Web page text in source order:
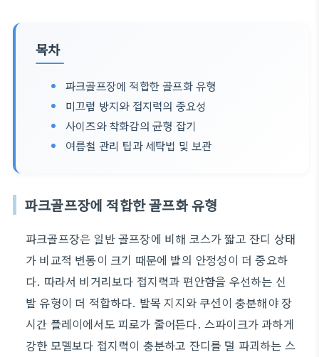
목차
파크골프장에 적합한 골프화 유형
미끄럼 방지와 접지력의 중요성
사이즈와 착화감의 균형 잡기
여름철 관리 팁과 세탁법 및 보관
파크골프장에 적합한 골프화 유형
파크골프장은 일반 골프장에 비해 코스가 짧고 잔디 상태
가 비교적 변동이 크기 때문에 발의 안정성이 더 중요하
다. 따라서 비거리보다 접지력과 편안함을 우선하는 신
발 유형이 더 적합하다. 발목 지지와 쿠션이 충분해야 장
시간 플레이에서도 피로가 줄어든다. 스파이크가 과하게
강한 모델보다 접지력이 충분하고 잔디를 덜 파괴하는 스